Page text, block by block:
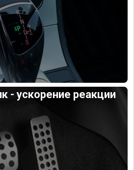
- ускорение реакции